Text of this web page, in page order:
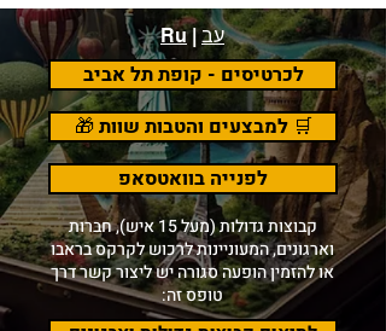
Ru|עב
לכרטיסים - קופת תל אביב
🛒 למבצעים והטבות שוות 🎁
לפנייה בוואטסאפ
קבוצות גדולות (מעל 15 איש), חברות
וארגונים, המעוניינות לרכוש לקרקס בראבו
או להזמין הופעה סגורה יש ליצור קשר דרך
טופס זה: